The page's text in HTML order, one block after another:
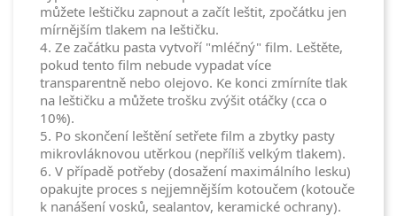
můžete leštičku zapnout a začít leštit, zpočátku jen
mírnějším tlakem na leštičku.
4. Ze začátku pasta vytvoří "mléčný" film. Leštěte,
pokud tento film nebude vypadat více
transparentně nebo olejovo. Ke konci zmírníte tlak
na leštičku a můžete trošku zvýšit otáčky (cca o
10%).
5. Po skončení leštění setřete film a zbytky pasty
mikrovláknovou utěrkou (nepříliš velkým tlakem).
6. V případě potřeby (dosažení maximálního lesku)
opakujte proces s nejjemnějším kotoučem (kotouče
k nanášení vosků, sealantov, keramické ochrany).